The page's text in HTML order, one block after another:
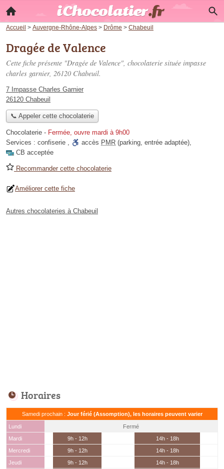
Accueil > Auvergne-Rhône-Alpes > Drôme > Chabeuil
Dragée de Valence
Cette fiche présente "Dragée de Valence", chocolaterie située impasse
charles garnier, 26120 Chabeuil.
7 Impasse Charles Garnier
26120 Chabeuil
📞 Appeler cette chocolaterie
Chocolaterie - Fermée, ouvre mardi à 9h00
Services : confiserie , accès PMR (parking, entrée adaptée),
CB acceptée
Recommander cette chocolaterie
Améliorer cette fiche
Autres chocolateries à Chabeuil
Horaires
Samedi prochain : Jour férié (Assomption), les horaires peuvent varier
Lundi
Fermé
Mardi
9h - 12h
14h - 18h
Mercredi
9h - 12h
14h - 18h
Jeudi
9h - 12h
14h - 18h